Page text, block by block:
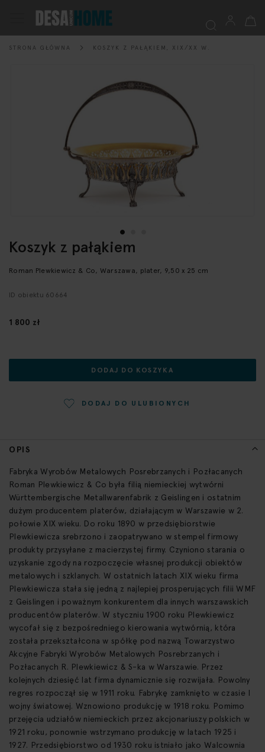
Mój
STRONA GŁÓWNA KOSZYK Z PAŁĄKIEM, XIX/XX W.
Przejdź
początek
OPIS
Fabryka Wyrobów Metalowych Posrebrzanych i Pozłacanych
Roman Plewkiewicz & Co była filią niemieckiej wytwórni
Württembergische Metallwarenfabrik z Geislingen i ostatnim
dużym producentem platerów, działającym w Warszawie w 2.
połowie XIX wieku. Do roku 1890 w przedsiębiorstwie
Plewkiewicza srebrzono i zaopatrywano w stempel firmowy
produkty przysyłane z macierzystej firmy. Czyniono starania o
uzyskanie zgody na rozpoczęcie własnej produkcji obiektów
metalowych i szklanych. W ostatnich latach XIX wieku firma
Plewkiewicza stała się jedną z najlepiej prosperujących filii WMF
z Geislingen i poważnym konkurentem dla innych warszawskich
producentów platerów. W styczniu 1900 roku Plewkiewicz
wycofał się z bezpośredniego kierowania wytwórnią, która
została przekształcona w spółkę pod nazwą Towarzystwo
Akcyjne Fabryki Wyrobów Metalowych Posrebrzanych i
Pozłacanych R. Plewkiewicz & S-ka w Warszawie. Przez
kolejnych dziesięć lat firma dynamicznie się rozwijała. Powolny
regres rozpoczął się w 1911 roku. Fabrykę zamknięto w czasie I
wojny światowej. Wznowiono produkcję w 1918 roku. Pomimo
przejęcia udziałów niemieckich przez akcjonariuszy polskich w
1921 roku, ponownie wstrzymano produkcję w latach 1925 i
1927. Przedsiębiorstwo od 1930 roku istniało jako Walcownia
Roman Plewkiewicz & Co, Warszawa, plater, 9,50 x 25 cm
Koszyk z pałąkiem
ID obiektu 60664
1 800 zł
DODAJ DO KOSZYKA
DODAJ DO ULUBIONYCH